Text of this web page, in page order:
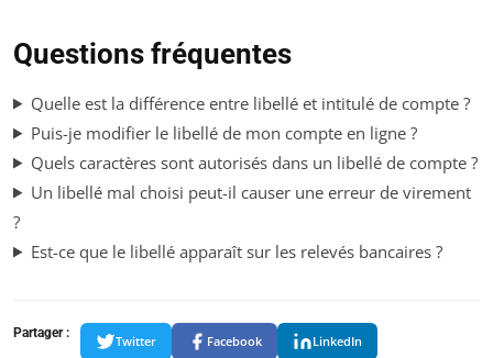
Questions fréquentes
Quelle est la différence entre libellé et intitulé de compte ?
Puis-je modifier le libellé de mon compte en ligne ?
Quels caractères sont autorisés dans un libellé de compte ?
Un libellé mal choisi peut-il causer une erreur de virement
?
Est-ce que le libellé apparaît sur les relevés bancaires ?
Partager :
Twitter Facebook LinkedIn